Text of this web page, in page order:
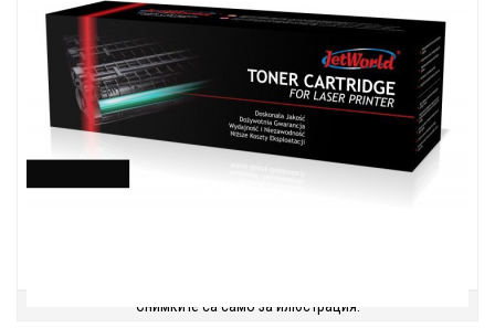
Снимките са само за илюстрация.